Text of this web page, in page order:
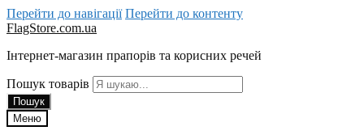
Перейти до навігації Перейти до контенту
FlagStore.com.ua
Інтернет-магазин прапорів та корисних речей
Пошук товарів
Пошук
Меню